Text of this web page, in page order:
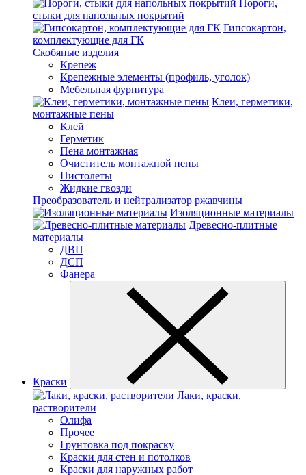
Пороги,
стыки для напольных покрытий
Гипсокартон,
комплектующие для ГК
Скобяные изделия
Крепеж
Крепежные элементы (профиль, уголок)
Мебельная фурнитура
Клеи, герметики,
монтажные пены
Клей
Герметик
Пена монтажная
Очиститель монтажной пены
Пистолеты
Жидкие гвозди
Преобразователь и нейтрализатор ржавчины
Изоляционные материалы
Древесно-плитные
материалы
ДВП
ДСП
Фанера
Краски
Лаки, краски,
растворители
Олифа
Прочее
Грунтовка под покраску
Краски для стен и потолков
Краски для наружных работ